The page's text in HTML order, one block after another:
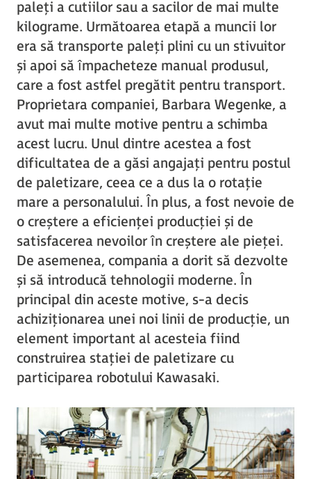
paleți a cutiilor sau a sacilor de mai multe
kilograme. Următoarea etapă a muncii lor
era să transporte paleți plini cu un stivuitor
și apoi să împacheteze manual produsul,
care a fost astfel pregătit pentru transport.
Proprietara companiei, Barbara Wegenke, a
avut mai multe motive pentru a schimba
acest lucru. Unul dintre acestea a fost
dificultatea de a găsi angajați pentru postul
de paletizare, ceea ce a dus la o rotație
mare a personalului. În plus, a fost nevoie de
o creștere a eficienței producției și de
satisfacerea nevoilor în creștere ale pieței.
De asemenea, compania a dorit să dezvolte
și să introducă tehnologii moderne. În
principal din aceste motive, s-a decis
achiziționarea unei noi linii de producție, un
element important al acesteia fiind
construirea stației de paletizare cu
participarea robotului Kawasaki.